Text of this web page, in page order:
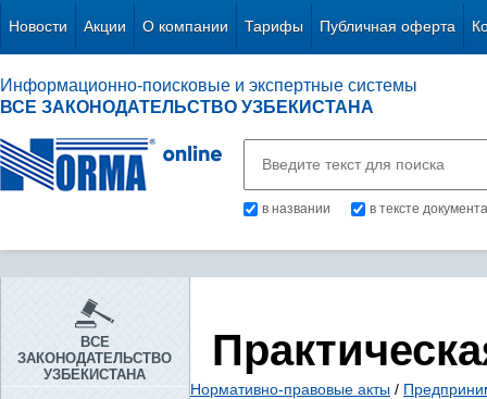
Новости Акции О компании Тарифы Публичная оферта
Информационно-поисковые и экспертные системы
ВСЕ ЗАКОНОДАТЕЛЬСТВО УЗБЕКИСТАНА
в названии в тексте документа
ВСЕ
ЗАКОНОДАТЕЛЬСТВО
УЗБЕКИСТАНА
Нормативно-правовые акты /